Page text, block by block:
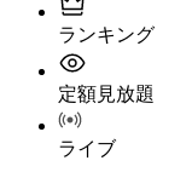
ランキング
定額見放題
ライブ